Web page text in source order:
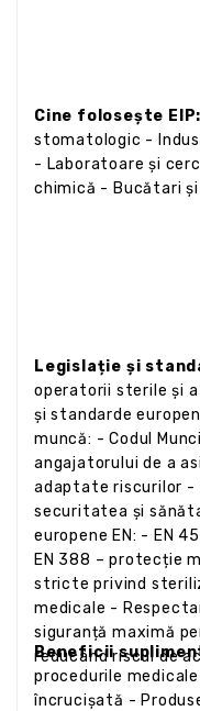
Cine folosește
stomatologic -
- Laboratoare și
chimică - Bucătari
Legislație și
operatorii sterile și
și standarde
muncă: - Codul
angajatorului de a
adaptate riscurilor -
securitatea și
europene EN: - EN
EN 388 – protecție
stricte privind
medicale -
siguranță maximă
reducând riscul de
Beneficii
procedurile
încrucișată -